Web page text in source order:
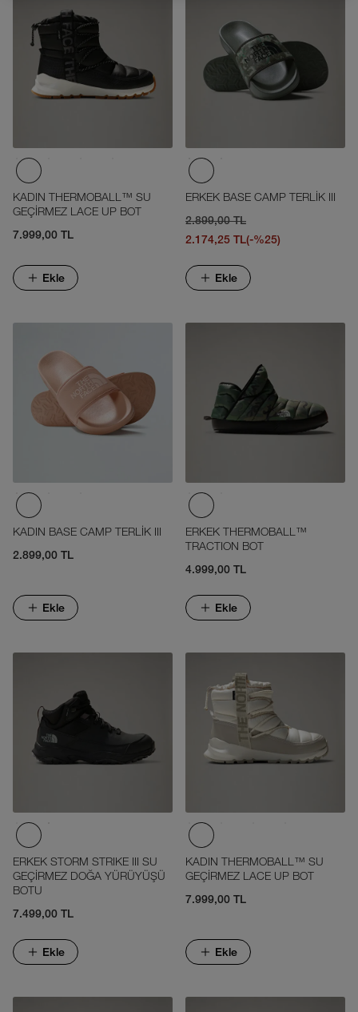
KADIN THERMOBALL™ SU
GEÇİRMEZ LACE UP BOT
7.999,00 TL
Ekle
ERKEK BASE CAMP TERLİK III
2.899,00 TL
2.174,25 TL(-%25)
Ekle
KADIN BASE CAMP TERLİK III
2.899,00 TL
Ekle
ERKEK THERMOBALL™
TRACTION BOT
4.999,00 TL
Ekle
ERKEK STORM STRIKE III SU
GEÇİRMEZ DOĞA YÜRÜYÜŞÜ
BOTU
7.499,00 TL
Ekle
KADIN THERMOBALL™ SU
GEÇİRMEZ LACE UP BOT
7.999,00 TL
Ekle